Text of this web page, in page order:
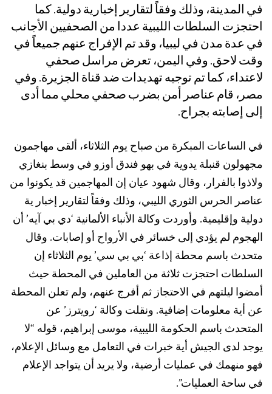
في المدينة، وذلك وفقاً لتقارير إخبارية دولية. كما
احتجزت السلطات الليبية عددا من الصحفيين الأجانب
في عدة مدن في ليبيا، وقد تم الإفراج عنهم جميعاً في
وقت لاحق. وفي اليمن، تعرض مراسل صحفي
لاعتداء، كما تم توجيه تهديدات ضد قناة الجزيرة. وفي
مصر، قام عناصر أمن بضرب صحفي محلي مما أدى
إلى إصابته بجراح.
في الساعات المبكرة من صباح يوم الثلاثاء، ألقى مهاجمون
مجهولون قنبلة يدوية في بهو فندق أوزو في وسط بنغازي
ولاذوا بالفرار، وقال شهود عيان إن المهاجمين قد يكونوا من
عناصر الحرس الثوري الليبي، وذلك وفقاً لتقارير إخبار ية
دولية وإقليمية. وأوردت وكالة الأنباء الألمانية ‘دي بي آيه’ أن
الهجوم لم يؤدي إلى خسائر في الأرواح أو إصابات. وقال
متحدث باسم محطة إذاعة ‘بي بي سي’ يوم الثلاثاء إن
السلطات احتجزت ثلاثة من العاملين في المحطة حيث
أمضوا ليلتهم في الاحتجاز ثم أفرج عنهم، ولم تعلن المحطة
عن أية معلومات إضافية. ونقلت وكالة ‘رويترز’ عن
المتحدث باسم الحكومة الليبية، موسى إبراهيم، قوله “لا
يوجد لدى الجيش أية خبرات في التعامل مع وسائل الإعلام،
فهو منهمك في عمليات أرضية، ولا يريد أن يتواجد الإعلام
في ساحة العمليات”.